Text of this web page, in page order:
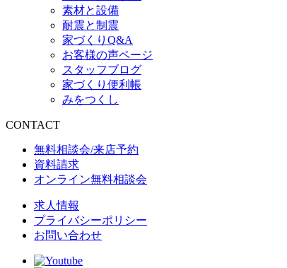
素材と設備
耐震と制震
家づくりQ&A
お客様の声ページ
スタッフブログ
家づくり便利帳
みをつくし
CONTACT
無料相談会/来店予約
資料請求
オンライン無料相談会
求人情報
プライバシーポリシー
お問い合わせ